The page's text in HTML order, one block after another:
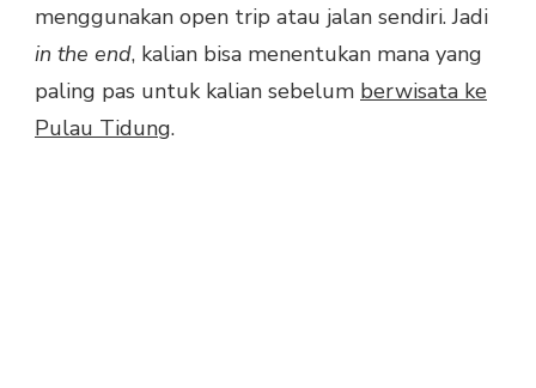
menggunakan open trip atau jalan sendiri. Jadi
in the end, kalian bisa menentukan mana yang
paling pas untuk kalian sebelum berwisata ke
Pulau Tidung.